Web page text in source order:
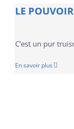
LE
C’est un pur
En savoir plus